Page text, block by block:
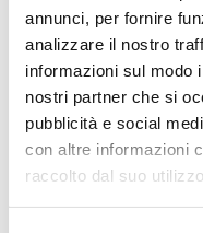
annunci, per fornire
analizzare il nostro
informazioni sul modo
nostri partner che si
pubblicità e social
con altre informazioni
raccolto dal suo